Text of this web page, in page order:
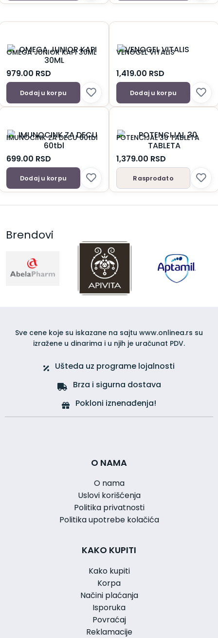
OMEGA JUNIOR KAPI 30ML
979.00 RSD
Dodaj u korpu
VENOGEL VITALIS
1,419.00 RSD
Dodaj u korpu
IMUNOCINK ZA DECU 60tbl
699.00 RSD
Dodaj u korpu
POTENCIJAL 30 TABLETA
1,379.00 RSD
Rasprodato
Brendovi
Sve cene koje su iskazane na sajtu www.onlinea.rs su
izražene u dinarima i u njih je uračunat PDV.
Ušteda uz programe lojalnosti
Brza i sigurna dostava
Pokloni iznenađenja!
O NAMA
O nama
Uslovi korišćenja
Politika privatnosti
Politika upotrebe kolačića
KAKO KUPITI
Kako kupiti
Korpa
Načini plaćanja
Isporuka
Povraćaj
Reklamacije